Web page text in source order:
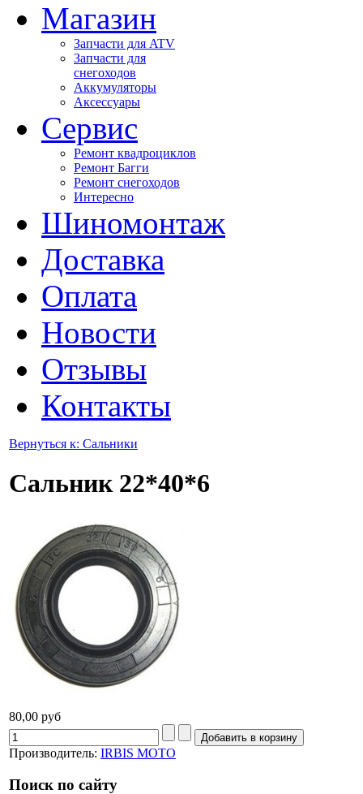
Магазин
Запчасти для ATV
Запчасти для
снегоходов
Аккумуляторы
Аксессуары
Сервис
Ремонт квадроциклов
Ремонт Багги
Ремонт снегоходов
Интересно
Шиномонтаж
Доставка
Оплата
Новости
Отзывы
Контакты
Вернуться к: Cальники
Сальник 22*40*6
80,00 руб
Производитель: IRBIS MOTO
Поиск по сайту